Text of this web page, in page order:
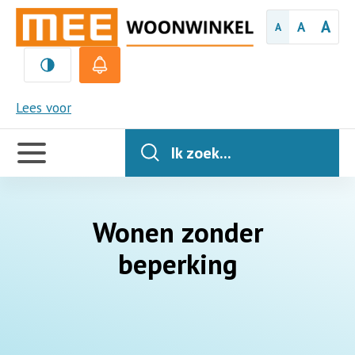
A A A
Lees voor
MEE
Handige
links
Ik zoek...
Wonen zonder
beperking